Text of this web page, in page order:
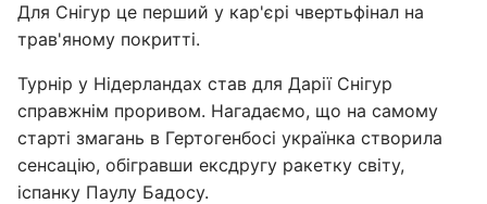
Для Снігур це перший у кар'єрі чвертьфінал на
трав'яному покритті.
Турнір у Нідерландах став для Дарії Снігур
справжнім проривом. Нагадаємо, що на самому
старті змагань в Гертогенбосі українка створила
сенсацію, обігравши ексдругу ракетку світу,
іспанку Паулу Бадосу.